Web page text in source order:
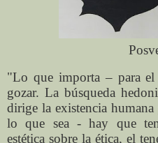
"Lo que importa – para el
gozar. La búsqueda
dirige la existencia
lo que sea - hay que
estética sobre la ética, el